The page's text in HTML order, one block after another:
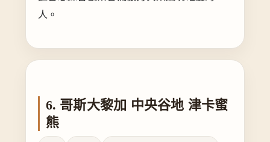
人。
6. 哥斯大黎加 中央谷地 津卡蜜
熊